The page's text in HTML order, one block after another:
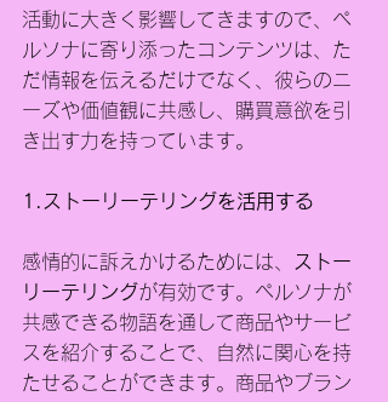
活動に大きく影響してきますので、ペ
ルソナに寄り添ったコンテンツは、た
だ情報を伝えるだけでなく、彼らのニ
ーズや価値観に共感し、購買意欲を引
き出す力を持っています。
1.ストーリーテリングを活用する
感情的に訴えかけるためには、
ストー
リーテリングが有効です。ペルソナが
共感できる物語を通して商品やサービ
スを紹介することで、自然に関心を持
たせることができます。商品やブラン